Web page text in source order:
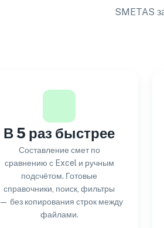
SMETAS
В 5 раз быстрее
Составление смет по
сравнению с Excel и ручным
подсчётом. Готовые
справочники, поиск, фильтры
— без копирования строк между
файлами.